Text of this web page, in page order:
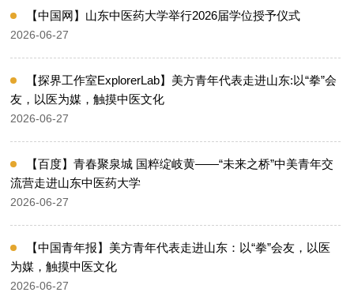
【中国网】​山东中医药大学举行2026届学位授予仪式
2026-06-27
【探界工作室ExplorerLab】美方青年代表走进山东:以“拳”会
友，以医为媒，触摸中医文化
2026-06-27
【百度】青春聚泉城 国粹绽岐黄——“未来之桥”中美青年交
流营走进山东中医药大学
2026-06-27
【中国青年报】美方青年代表走进山东：以“拳”会友，以医
为媒，触摸中医文化
2026-06-27